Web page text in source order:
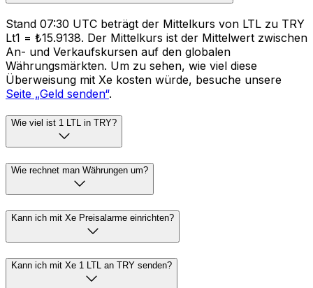
Stand 07:30 UTC beträgt der Mittelkurs von LTL zu TRY
Lt1 = ₺15.9138. Der Mittelkurs ist der Mittelwert zwischen
An- und Verkaufskursen auf den globalen
Währungsmärkten. Um zu sehen, wie viel diese
Überweisung mit Xe kosten würde, besuche unsere
Seite „Geld senden“.
Wie viel ist 1 LTL in TRY?
Wie rechnet man Währungen um?
Kann ich mit Xe Preisalarme einrichten?
Kann ich mit Xe 1 LTL an TRY senden?